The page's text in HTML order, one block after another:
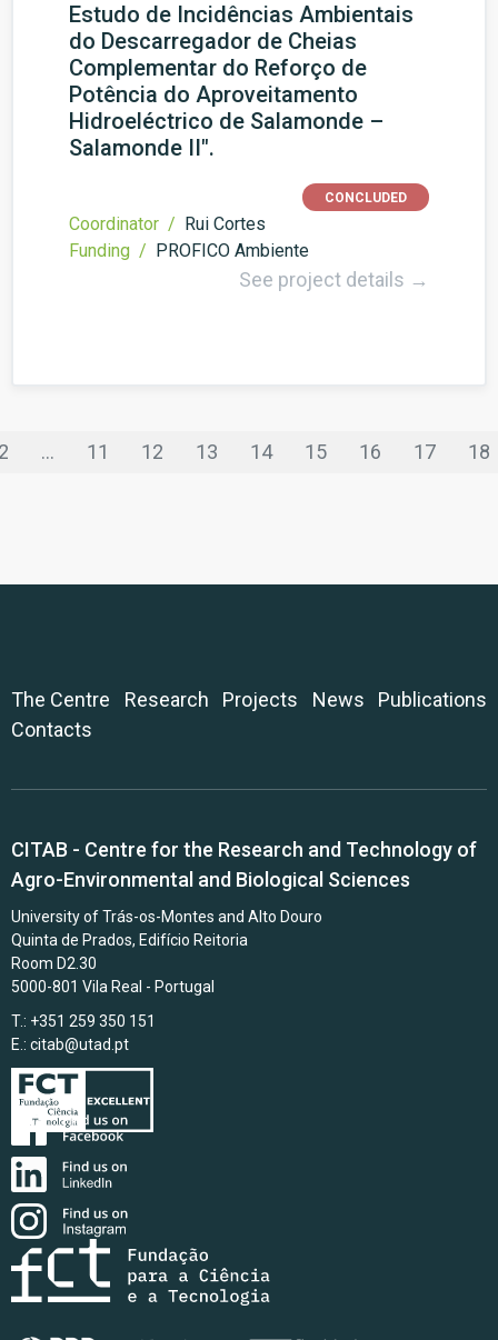
Estudo de Incidências Ambientais
do Descarregador de Cheias
Complementar do Reforço de
Potência do Aproveitamento
Hidroeléctrico de Salamonde –
Salamonde II".
CONCLUDED
Coordinator / Rui Cortes
Funding / PROFICO Ambiente
See project details →
... 11 12 13 14 15 16 17 18
The Centre Research Projects News
Publications
Contacts
CITAB - Centre for the Research and Technology of
Agro-Environmental and Biological Sciences
University of Trás-os-Montes and Alto Douro
Quinta de Prados, Edifício Reitoria
Room D2.30
5000-801 Vila Real - Portugal
T.: +351 259 350 151
E.: citab@utad.pt